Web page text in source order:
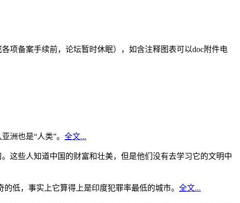
项备案手续前，论坛暂时休眠），如含注释图表可以doc附件电
洲也是“人类”。 全文...
这些人知道中国的财富和壮美，但是他们没有去学习它的文明中
低，事实上它算得上是印度犯罪率最低的城市。 全文...